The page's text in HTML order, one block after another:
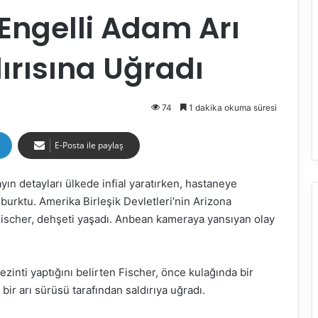
Adam Arı
Uğradı
74 1 dakika okuma süresi
E-Posta ile paylaş
detayları ülkede infial yaratırken, hastaneye
burktu. Amerika Birleşik Devletleri’nin Arizona
dehşeti yaşadı. Anbean kameraya yansıyan olay
yaptığını belirten Fischer, önce kulağında bir
arı sürüsü tarafından saldırıya uğradı.